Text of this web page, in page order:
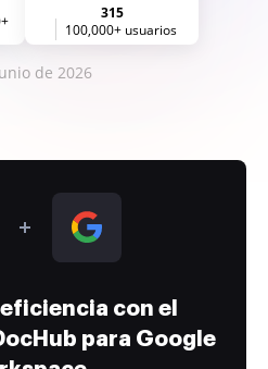
315
100,000+ usuarios
de 2026
con el
para Google